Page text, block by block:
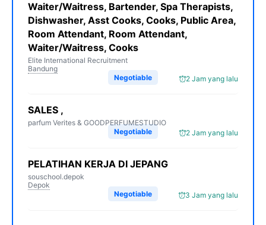
Waiter/Waitress, Bartender, Spa Therapists,
Dishwasher, Asst Cooks, Cooks, Public Area,
Room Attendant, Room Attendant,
Waiter/Waitress, Cooks
Elite International Recruitment
Bandung
2 Jam yang lalu
Negotiable
SALES ,
parfum Verites & GOODPERFUMESTUDIO
2 Jam yang lalu
Negotiable
PELATIHAN KERJA DI JEPANG
souschool.depok
Depok
3 Jam yang lalu
Negotiable